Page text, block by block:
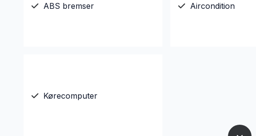
ABS bremser Aircondition
Kørecomputer